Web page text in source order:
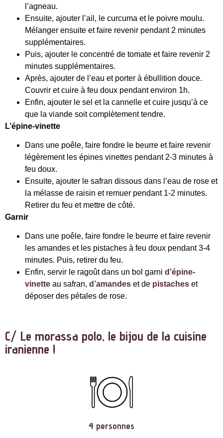
l’agneau.
Ensuite, ajouter l’ail, le curcuma et le poivre moulu.
Mélanger ensuite et faire revenir pendant 2 minutes
supplémentaires.
Puis, ajouter le concentré de tomate et faire revenir 2
minutes supplémentaires.
Après, ajouter de l’eau et porter à ébullition douce.
Couvrir et cuire à feu doux pendant environ 1h.
Enfin, ajouter le sel et la cannelle et cuire jusqu’à ce
que la viande soit complètement tendre.
L’épine-vinette
Dans une poêle, faire fondre le beurre et faire revenir
légèrement les épines vinettes pendant 2-3 minutes à
feu doux.
Ensuite, ajouter le safran dissous dans l’eau de rose et
la mélasse de raisin et remuer pendant 1-2 minutes.
Retirer du feu et mettre de côté.
Garnir
Dans une poêle, faire fondre le beurre et faire revenir
les amandes et les pistaches à feu doux pendant 3-4
minutes. Puis, retirer du feu.
Enfin, servir le ragoût dans un bol garni d’épine-
vinette au safran, d’amandes et de pistaches et
déposer des pétales de rose.
C/ Le morassa polo, le bijou de la cuisine
iranienne !
4 personnes